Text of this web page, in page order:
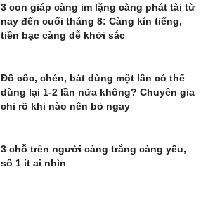
3 con giáp càng im lặng càng phát tài từ
nay đến cuối tháng 8: Càng kín tiếng,
tiền bạc càng dễ khởi sắc
Đồ cốc, chén, bát dùng một lần có thể
dùng lại 1-2 lần nữa không? Chuyên gia
chỉ rõ khi nào nên bỏ ngay
3 chỗ trên người càng trắng càng yếu,
số 1 ít ai nhìn